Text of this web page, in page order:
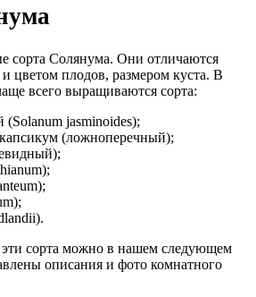
сорта Солянума. Они отличаются
и цветом плодов, размером куста. В
всего выращиваются сорта:
jasminoides);
(ложноперечный);
эти сорта можно в нашем следующем
описания и фото комнатного